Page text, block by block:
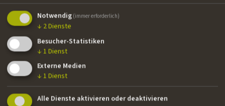
››Liebe geht durch den Magen
Bavaria Film, ARD | Supervising Editor
››Der Wunschbaum
ARD, ORF | Supervising Editor der zweiteiligen Version
Nationalität
Notwendig (immer erforderlich)
↓ 2Dienste
Besucher-Statistiken
↓ 1 Dienst
Externe Medien
↓ 1 Dienst
Alle Dienste aktivieren oder deaktivieren